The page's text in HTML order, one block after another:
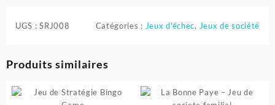
UGS :SRJ008 Catégories : Jeux d'échec, Jeux de société
Produits similaires